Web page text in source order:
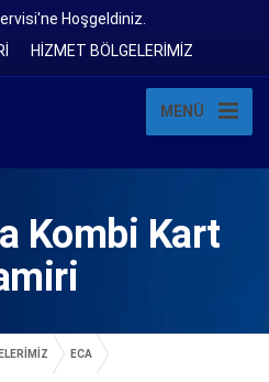
Hoşgeldiniz.
HİZMET BÖLGELERİMİZ
MENÜ
Kombi Kart
ECA